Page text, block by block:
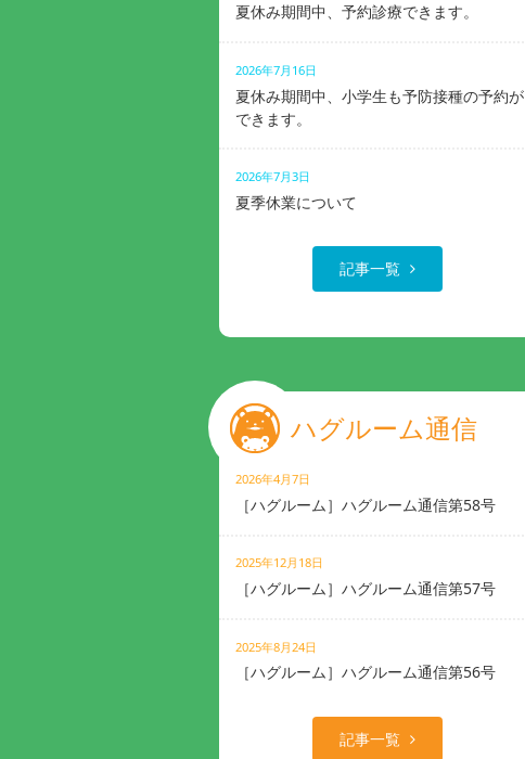
夏休み期間中、予約診療できます。
2026年7月16日
夏休み期間中、小学生も予防接種の予約が
できます。
2026年7月3日
夏季休業について
記事一覧
ハグルーム通信
2026年4月7日
［ハグルーム］ハグルーム通信第58号
2025年12月18日
［ハグルーム］ハグルーム通信第57号
2025年8月24日
［ハグルーム］ハグルーム通信第56号
記事一覧